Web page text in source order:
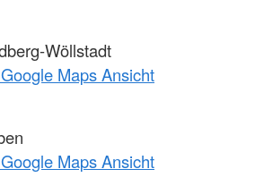
Wöllstadt
Maps Ansicht
Maps Ansicht